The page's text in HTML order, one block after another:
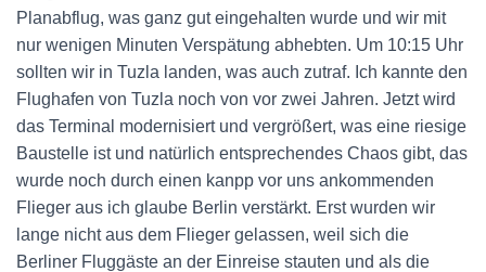
Planabflug, was ganz gut eingehalten wurde und wir mit
nur wenigen Minuten Verspätung abhebten. Um 10:15 Uhr
sollten wir in Tuzla landen, was auch zutraf. Ich kannte den
Flughafen von Tuzla noch von vor zwei Jahren. Jetzt wird
das Terminal modernisiert und vergrößert, was eine riesige
Baustelle ist und natürlich entsprechendes Chaos gibt, das
wurde noch durch einen kanpp vor uns ankommenden
Flieger aus ich glaube Berlin verstärkt. Erst wurden wir
lange nicht aus dem Flieger gelassen, weil sich die
Berliner Fluggäste an der Einreise stauten und als die